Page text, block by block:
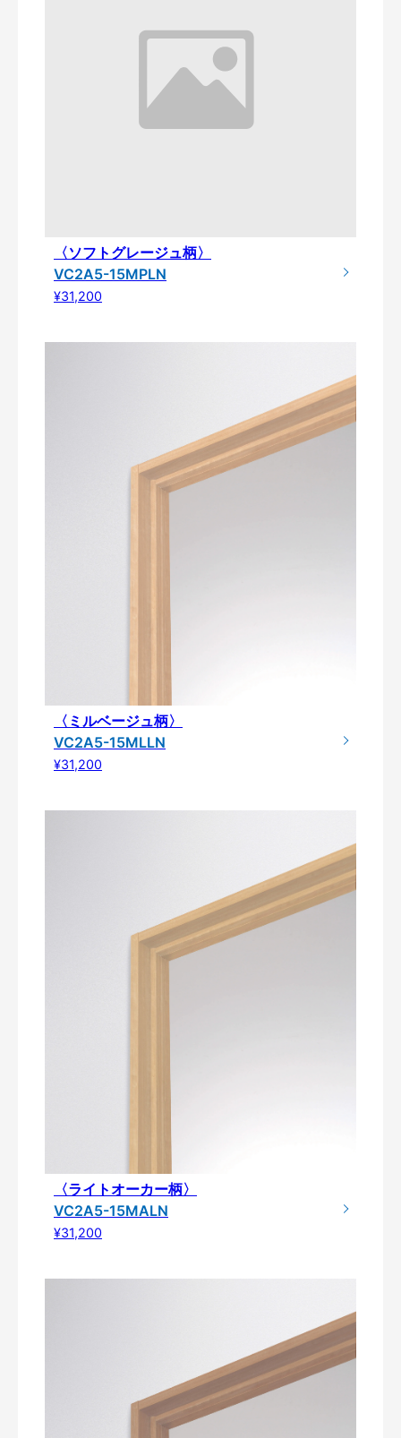
〈ソフトグレージュ柄〉
VC2A5-15MPLN
¥31,200
〈ミルベージュ柄〉
VC2A5-15MLLN
¥31,200
〈ライトオーカー柄〉
VC2A5-15MALN
¥31,200